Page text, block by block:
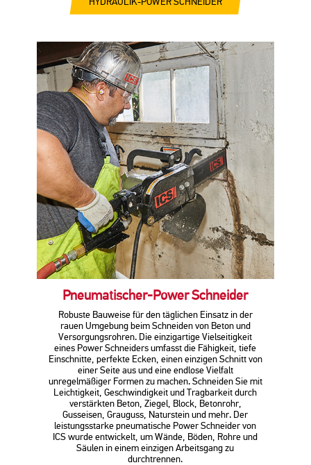
Pneumatischer-Power Schneider
Robuste Bauweise für den täglichen Einsatz in der
rauen Umgebung beim Schneiden von Beton und
Versorgungsrohren. Die einzigartige Vielseitigkeit
eines Power Schneiders umfasst die Fähigkeit, tiefe
Einschnitte, perfekte Ecken, einen einzigen Schnitt von
einer Seite aus und eine endlose Vielfalt
unregelmäßiger Formen zu machen. Schneiden Sie mit
Leichtigkeit, Geschwindigkeit und Tragbarkeit durch
verstärkten Beton, Ziegel, Block, Betonrohr,
Gusseisen, Grauguss, Naturstein und mehr. Der
leistungsstarke pneumatische Power Schneider von
ICS wurde entwickelt, um Wände, Böden, Rohre und
Säulen in einem einzigen Arbeitsgang zu
durchtrennen.